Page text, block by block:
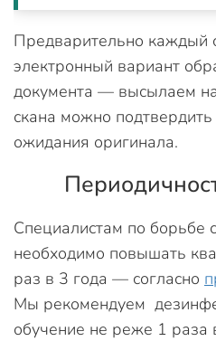
Предварительно каждый
электронный вариант
документа — высылаем
скана можно
ожидания оригинала.
Специалистам по борьбе
необходимо повышать
раз в 3 года — согласно
Мы рекомендуем
обучение не реже 1 раза